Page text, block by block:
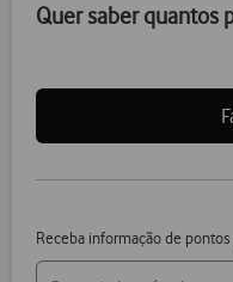
Quer saber quantos
Receba informação de pontos